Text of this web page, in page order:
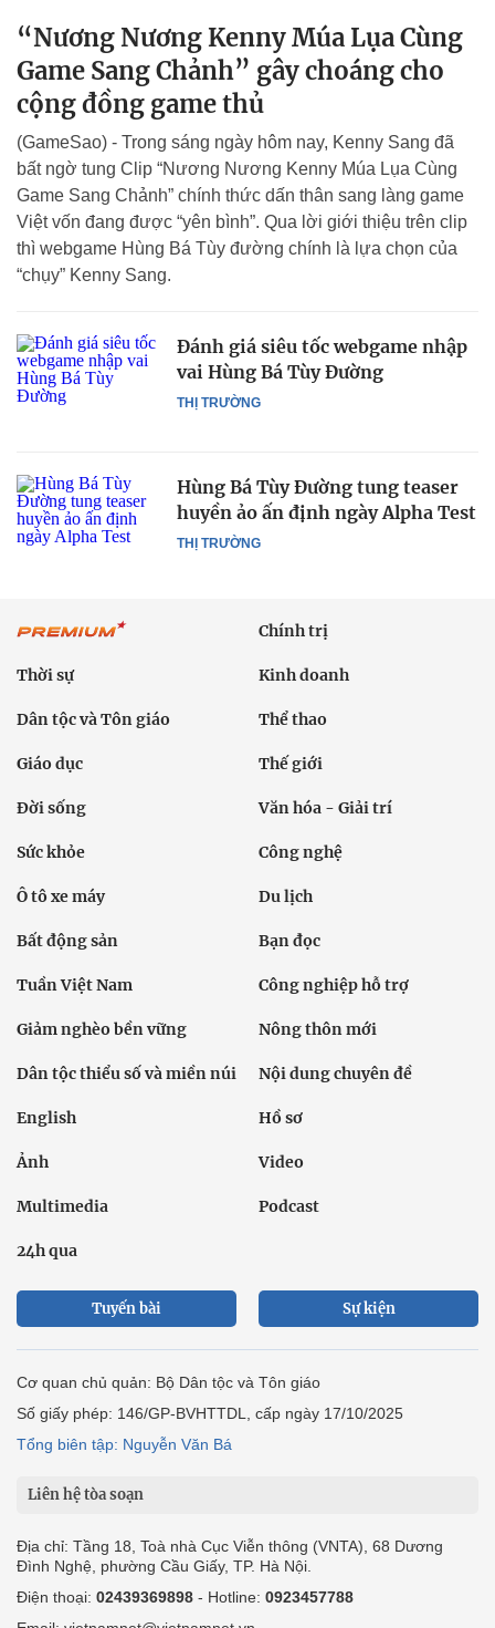
“Nương Nương Kenny Múa Lụa Cùng
Game Sang Chảnh” gây choáng cho
cộng đồng game thủ
(GameSao) - Trong sáng ngày hôm nay, Kenny Sang đã
bất ngờ tung Clip “Nương Nương Kenny Múa Lụa Cùng
Game Sang Chảnh” chính thức dấn thân sang làng game
Việt vốn đang được “yên bình”. Qua lời giới thiệu trên clip
thì webgame Hùng Bá Tùy đường chính là lựa chọn của
“chụy” Kenny Sang.
THỊ TRƯỜNG
Đánh giá siêu tốc webgame nhập
vai Hùng Bá Tùy Đường
THỊ TRƯỜNG
Hùng Bá Tùy Đường tung teaser
huyền ảo ấn định ngày Alpha Test
Chính trị
Thời sự Kinh doanh
Dân tộc và Tôn giáo Thể thao
Giáo dục Thế giới
Đời sống Văn hóa - Giải trí
Sức khỏe Công nghệ
Ô tô xe máy Du lịch
Bất động sản Bạn đọc
Tuần Việt Nam Công nghiệp hỗ trợ
Giảm nghèo bền vững Nông thôn mới
Dân tộc thiểu số và miền núi Nội dung chuyên đề
English Hồ sơ
Ảnh Video
Multimedia Podcast
24h qua
Tuyến bài Sự kiện
Cơ quan chủ quản: Bộ Dân tộc và Tôn giáo
Số giấy phép: 146/GP-BVHTTDL, cấp ngày 17/10/2025
Tổng biên tập: Nguyễn Văn Bá
Liên hệ tòa soạn
Địa chỉ: Tầng 18, Toà nhà Cục Viễn thông (VNTA), 68 Dương
Đình Nghệ, phường Cầu Giấy, TP. Hà Nội.
Điện thoại: 02439369898 - Hotline: 0923457788